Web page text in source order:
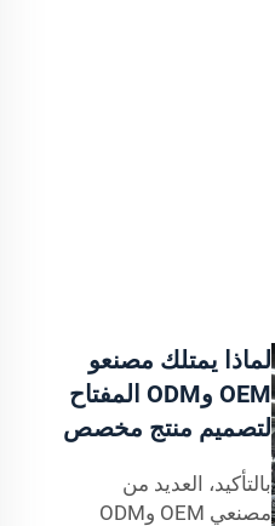
لماذا يمتلك مصنعو
OEM وODM المفتاح
لتصميم منتج مخصص
بالتأكيد، العديد من
مصنعي OEM وODM